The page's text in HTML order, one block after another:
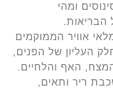
ומהי
הבריאות.
אוויר הממוקמים
העליון של הפנים,
המצח, האף והלחיים.
ריר ותאים,